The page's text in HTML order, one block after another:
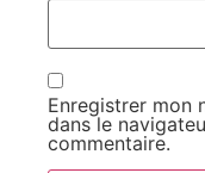
Enregistrer mon
dans le
commentaire.